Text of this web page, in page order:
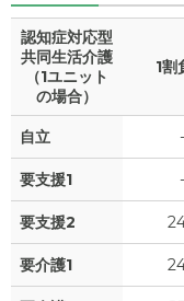
認知症対応型
共同生活介護
（1ユニット
の場合）
1割
自立 -
要支援1 -
要支援2
要介護1